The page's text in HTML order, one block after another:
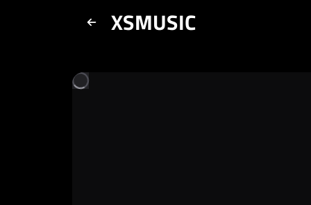
XSMUSIC